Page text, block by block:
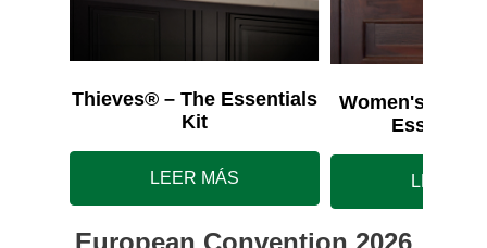
Thieves® – The Essentials
Kit
LEER MÁS
Women's
LEER
European Convention 2026